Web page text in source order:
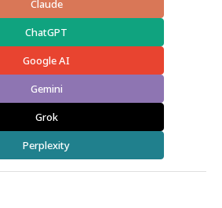
Claude
ChatGPT
Google AI
Gemini
Grok
Perplexity